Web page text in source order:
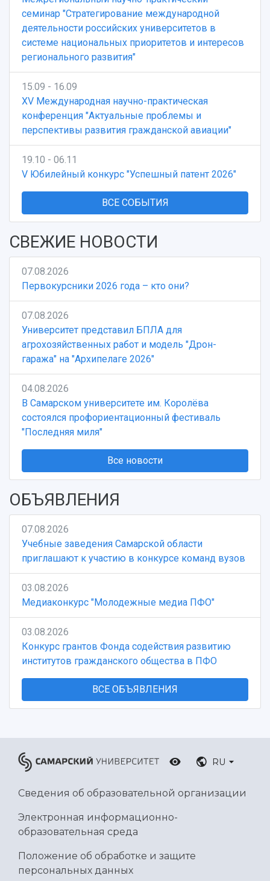
семинар "Стратегирование международной
деятельности российских университетов в
системе национальных приоритетов и интересов
регионального развития"
15.09 - 16.09
XV Международная научно-практическая
конференция "Актуальные проблемы и
перспективы развития гражданской авиации"
19.10 - 06.11
V Юбилейный конкурс "Успешный патент 2026"
ВСЕ СОБЫТИЯ
СВЕЖИЕ НОВОСТИ
07.08.2026
Первокурсники 2026 года – кто они?
07.08.2026
Университет представил БПЛА для
агрохозяйственных работ и модель "Дрон-
гаража" на "Архипелаге 2026"
04.08.2026
В Самарском университете им. Королёва
состоялся профориентационный фестиваль
"Последняя миля"
Все новости
ОБЪЯВЛЕНИЯ
07.08.2026
Учебные заведения Самарской области
приглашают к участию в конкурсе команд вузов
03.08.2026
Медиаконкурс "Молодежные медиа ПФО"
03.08.2026
Конкурс грантов Фонда содействия развитию
институтов гражданского общества в ПФО
ВСЕ ОБЪЯВЛЕНИЯ
RU
Сведения об образовательной организации
Электронная информационно-
образовательная среда
Положение об обработке и защите
персональных данных